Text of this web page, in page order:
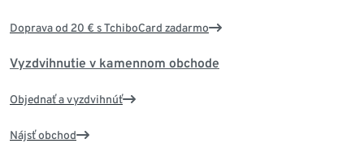
Doprava od 20 € s TchiboCard zadarmo
Vyzdvihnutie v kamennom obchode
Objednať a vyzdvihnúť
Nájsť obchod